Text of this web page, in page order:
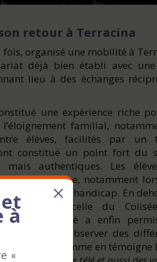
retour à Terracina
fois, organisé une mobilité à
déjà bien établi avec une
lieu à des échanges
une expérience riche
familial,
élèves, facilités par un
constitué un point fort du
authentiques. Les
italienne, notamment
situation de handicap. En
comme celle du
Cette mobilité a enfin
ayant pu observer des
italien, comme en témoigne
à
«